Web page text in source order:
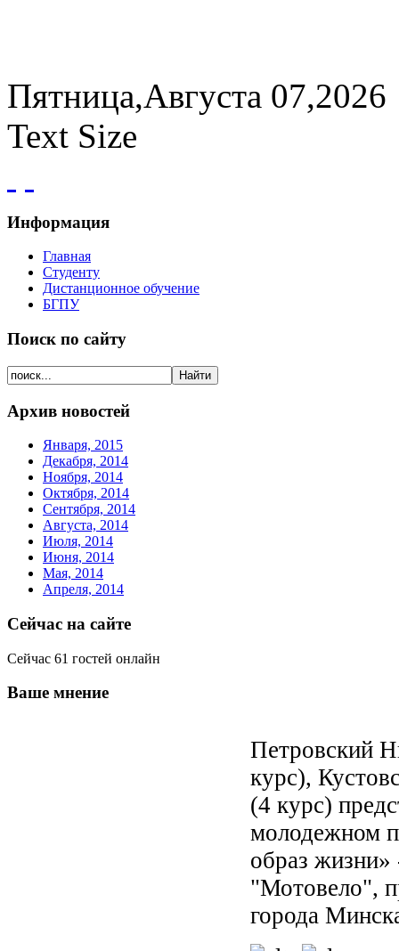
Пятница,Августа 07,2026
Text Size
Информация
Главная
Студенту
Дистанционное обучение
БГПУ
Поиск по сайту
Архив новостей
Января, 2015
Декабря, 2014
Ноября, 2014
Октября, 2014
Сентября, 2014
Августа, 2014
Июля, 2014
Июня, 2014
Мая, 2014
Апреля, 2014
Сейчас на сайте
Сейчас 61 гостей онлайн
Ваше мнение
Петровский
курс),
(4 курс)
молодежном
образ
"Мотовело",
города